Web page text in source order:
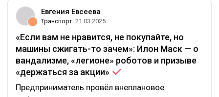
Евгения Евсеева
Транспорт 21.03.2025
«Если вам не нравится, не покупайте, но
машины сжигать-то зачем»: Илон Маск — о
вандализме, «легионе» роботов и призыве
«держаться за акции»
Предприниматель провёл внеплановое